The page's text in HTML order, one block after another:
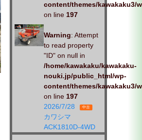
クボタ EP4DF-CS
広島県 S様 中古
この度は、弊社商品をご購入い
ただきありがとうございまし
た。 春の蔵出し市にご来店さ
content/themes/kawakaku3/
on line 197
Warning: Attempt
to read property
"ID" on null in
/home/kawakaku/kawakaku-
nouki.jp/public_html/wp-
content/themes/kawakaku3/
on line 197
2026/7/28
中古
カワシマ
ACK1810D-4WD